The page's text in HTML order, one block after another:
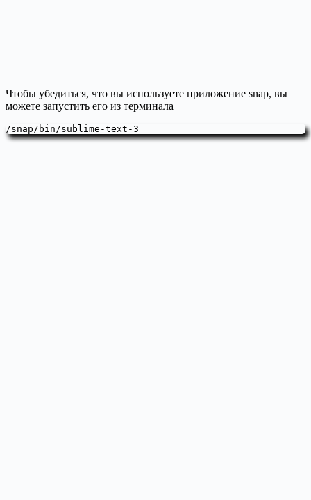
Чтобы убедиться, что вы используете приложение snap, вы
можете запустить его из терминала
/snap/bin/sublime-text-3